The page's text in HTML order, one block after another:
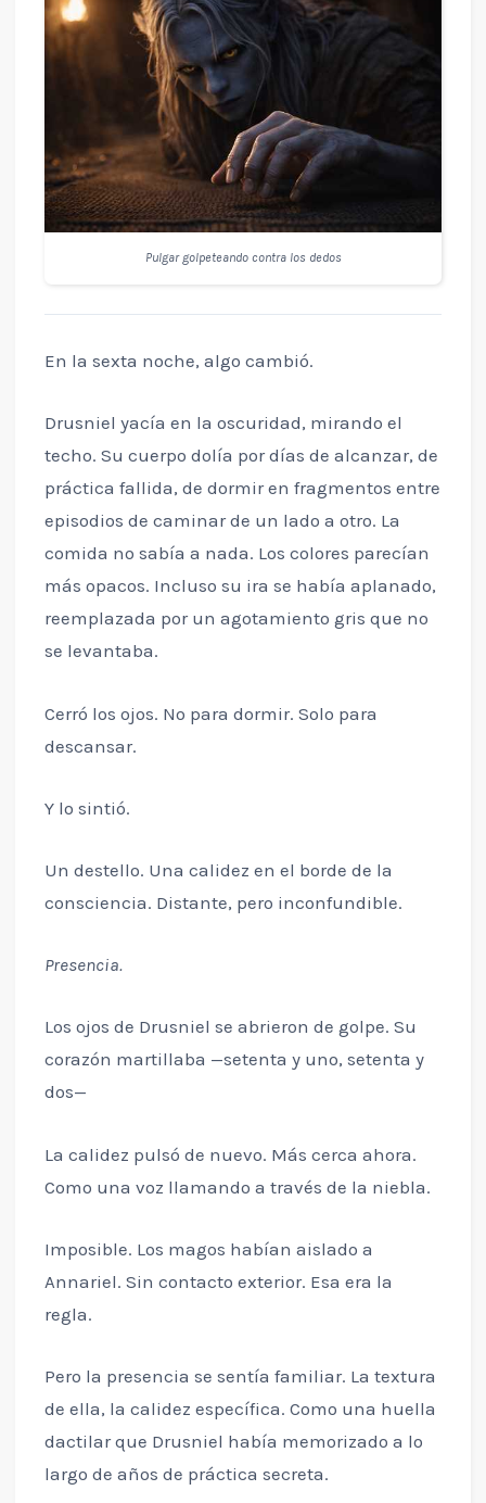
Pulgar golpeteando contra los dedos
En la sexta noche, algo cambió.
Drusniel yacía en la oscuridad, mirando el
techo. Su cuerpo dolía por días de alcanzar, de
práctica fallida, de dormir en fragmentos entre
episodios de caminar de un lado a otro. La
comida no sabía a nada. Los colores parecían
más opacos. Incluso su ira se había aplanado,
reemplazada por un agotamiento gris que no
se levantaba.
Cerró los ojos. No para dormir. Solo para
descansar.
Y lo sintió.
Un destello. Una calidez en el borde de la
consciencia. Distante, pero inconfundible.
Presencia.
Los ojos de Drusniel se abrieron de golpe. Su
corazón martillaba —setenta y uno, setenta y
dos—
La calidez pulsó de nuevo. Más cerca ahora.
Como una voz llamando a través de la niebla.
Imposible. Los magos habían aislado a
Annariel. Sin contacto exterior. Esa era la
regla.
Pero la presencia se sentía familiar. La textura
de ella, la calidez específica. Como una huella
dactilar que Drusniel había memorizado a lo
largo de años de práctica secreta.